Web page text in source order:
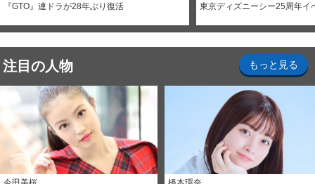
『GTO』連ドラが28年ぶり復活 東京ディズニーシー25周年イ
注目の人物 もっと見る